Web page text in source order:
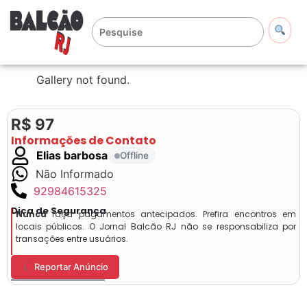
Gallery not found.
R$ 97
Informações de Contato
Elias barbosa Offline
Não Informado
92984615325
Dica de Segurança
Nuncafaça pagamentos antecipados. Prefira encontros em
locais públicos. O Jornal Balcão RJ não se responsabiliza por
transações entre usuários.
Reportar Anúncio